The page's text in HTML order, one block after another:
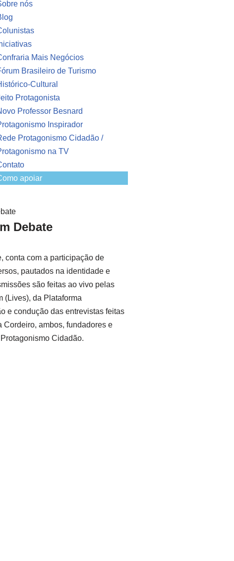
nós
Mais Negócios
Brasileiro de Turismo
Cultural
Protagonista
Professor Besnard
Inspirador
Protagonismo Cidadão /
na TV
apoiar
Debate
conta com a participação de
pautados na identidade e
são feitas ao vivo pelas
(Lives), da Plataforma
e condução das entrevistas feitas
ambos, fundadores e
Cidadão.